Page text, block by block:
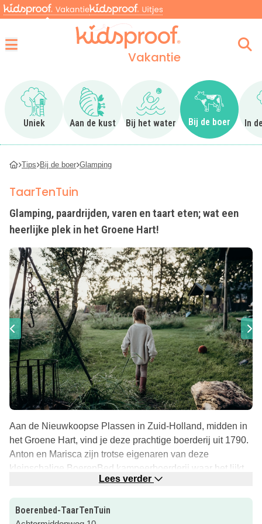
Vakantie
Uniek
Ga naar Uniek
Aan de kust
Ga naar Aan de kust
Bij het water
Ga naar Bij het water
Bij de boer
Ga naar Bij
In
Tips Bij de boer Glamping
TaarTenTuin
Glamping, paardrijden, varen en taart eten; wat een
heerlijke plek in het Groene Hart!
Aan de Nieuwkoopse Plassen in Zuid-Holland, midden in
het Groene Hart, vind je deze prachtige boerderij uit 1790.
Anton en Marisca zijn trotse eigenaren van deze
kleinschalige BoerenBed kampeerboerderij waar het lijkt
alsof de tijd heeft stilgestaan.
Kamperen op de boerderij in het Groene Hart
Lees verder
Boerenbed-TaarTenTuin